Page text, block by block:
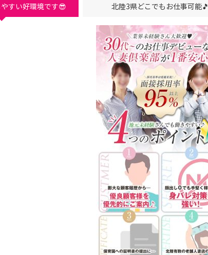
すい好環境です😎 北陸3県どこでもお仕事可能🎵